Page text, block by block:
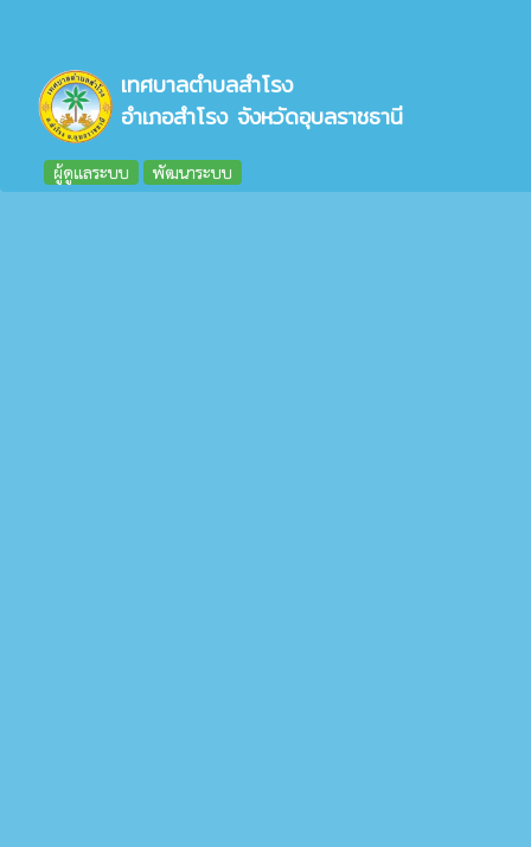
เทศบาลตำบลสำโรง
อำเภอสำโรง จังหวัดอุบลราชธานี
ผู้ดูแลระบบ พัฒนาระบบ